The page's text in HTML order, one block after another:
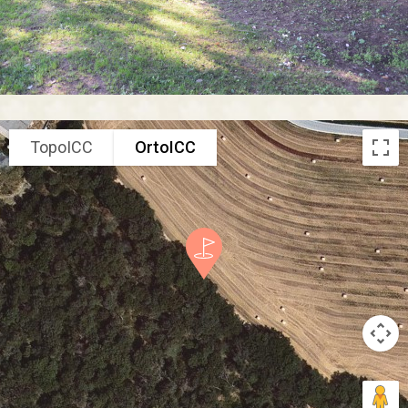
TopoICC OrtoICC